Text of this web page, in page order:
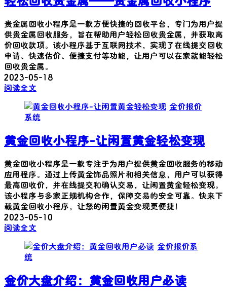
贵金属回收小程序是一款方便快捷的回收平台，专门为用户提
供贵金属回收服务，旨在帮助用户轻松回收贵金属，并获取高
价回收款项。该小程序基于互联网技术，实现了在线提交回收
申请、快速估价、便捷支付等功能，让用户可以在家就能轻松
回收贵金属。
2023-05-18
阅读全文
金价报价
系统
黄金回收小程序-让闲置黄金轻松变现
黄金回收小程序是一款专注于为用户提供黄金回收服务的移动
应用程序。通过上传黄金饰品照片和相关信息，用户可以获得
最高回收价，并在线提交和确认交易，让闲置黄金轻松变现。
该小程序与多家正规机构合作，保障交易的安全可靠。快来下
载黄金回收小程序，让您的闲置黄金变现更便捷！
2023-05-10
阅读全文
金价报价系
统
金价大盘介绍：黄金回收用户必读